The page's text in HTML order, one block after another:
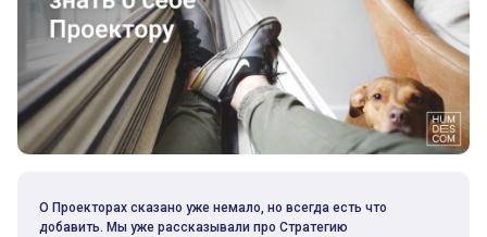
О Проекторах сказано уже немало, но всегда есть что
добавить. Мы уже рассказывали про Стратегию